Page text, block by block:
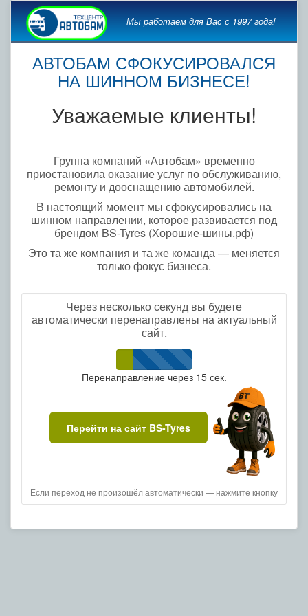
Мы работаем для Вас с 1997 года!
АВТОБАМ СФОКУСИРОВАЛСЯ
НА ШИННОМ БИЗНЕСЕ!
Уважаемые клиенты!
Группа компаний «Автобам» временно
приостановила оказание услуг по обслуживанию,
ремонту и дооснащению автомобилей.
В настоящий момент мы сфокусировались на
шинном направлении, которое развивается под
брендом BS-Tyres (Хорошие-шины.рф)
Это та же компания и та же команда — меняется
только фокус бизнеса.
Через несколько секунд вы будете
автоматически перенаправлены на актуальный
сайт.
Перенаправление через 15сек.
Перейти на сайт BS-Tyres
Если переход не произошёл автоматически — нажмите кнопку